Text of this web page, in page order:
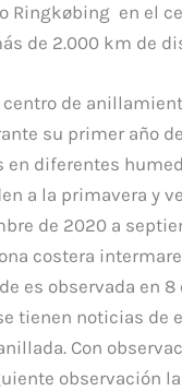
Ringkøbing en el
de 2.000 km de
de
su primer año
diferentes
a la primavera y
de 2020 a
costera
es observada en
tienen noticias de
Con
observación